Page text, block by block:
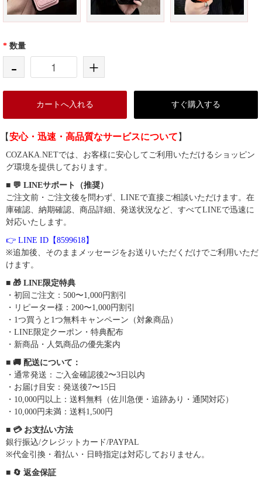
* 数量
- +
カートへ入れる すぐ購入する
【安心・迅速・高品質なサービスについて 】
COZAKA.NETでは、お客様に安心してご利用いただけるショッピン
グ環境を提供しております。
■ 💬 LINEサポート（推奨）
ご注文前・ご注文後を問わず、LINEで直接ご相談いただけます。在
庫確認、納期確認、商品詳細、発送状況など、すべてLINEで迅速に
対応いたします。
👉 LINE ID【8599618】
※追加後、そのままメッセージをお送りいただくだけでご利用いただ
けます。
■ 🎁 LINE限定特典
・初回ご注文：500〜1,000円割引
・リピーター様：200〜1,000円割引
・1つ買うと1つ無料キャンペーン（対象商品）
・LINE限定クーポン・特典配布
・新商品・人気商品の優先案内
■ 🚚 配送について：
・通常発送：ご入金確認後2〜3日以内
・お届け目安：発送後7〜15日
・10,000円以上：送料無料（佐川急便・追跡あり・通関対応）
・10,000円未満：送料1,500円
■ 💳 お支払い方法
銀行振込/クレジットカード/PAYPAL
※代金引換・着払い・日時指定は対応しておりません。
■ 🔄 返金保証